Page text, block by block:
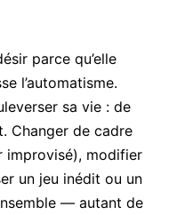
parce qu’elle
l’automatisme.
sa vie : de
Changer de cadre
improvisé), modifier
un jeu inédit ou un
— autant de